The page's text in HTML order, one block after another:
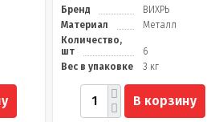
Бренд
ВИХРЬ
Материал
Металл
Количество,
шт
6
Вес в упаковке
3 кг
В корзину